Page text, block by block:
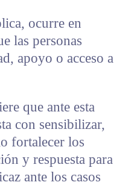
ocurre en
las personas
apoyo o acceso a
que ante esta
con sensibilizar,
fortalecer los
y respuesta para
ante los casos